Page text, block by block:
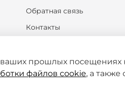
Обратная связь
Контакты
Новости
Статьи
прошлых посещениях
файлов cookie, а